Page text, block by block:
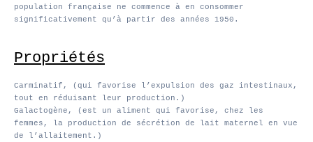
population française ne commence à en consommer
significativement qu’à partir des années 1950.
Propriétés
Carminatif, (qui favorise l’expulsion des gaz intestinaux,
tout en réduisant leur production.)
Galactogène, (est un aliment qui favorise, chez les
femmes, la production de sécrétion de lait maternel en vue
de l’allaitement.)